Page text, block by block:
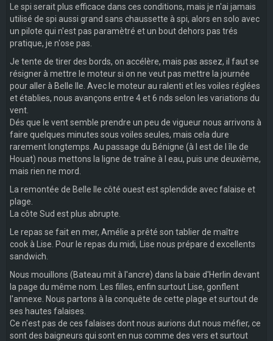
Le spi serait plus efficace dans ces conditions, mais je n'ai jamais
utilisé de spi aussi grand sans chaussette à spi, alors en solo avec
un pilote qui n'est pas paramètré et un bout dehors pas trés
pratique, je n'ose pas.
Je tente de tirer des bords, on accélère, mais pas assez, il faut se
résigner à mettre le moteur si on ne veut pas mettre la journée
pour aller à Belle Ile. Avec le moteur au ralenti et les voiles réglées
et établies, nous avançons entre 4 et 6 nds selon les variations du
vent.
Dés que le vent semble prendre un peu de vigueur nous arrivons à
faire quelques minutes sous voiles seules, mais cela dure
rarement longtemps. Au passage du Bénigne (à l est de l île de
Houat) nous mettons la ligne de traîne à l eau, puis une deuxième,
mais rien ne mord.
La remontée de Belle Ile côté ouest est splendide avec falaise et
plage.
La côte Sud est plus abrupte.
Le repas se fait en mer, Amélie a prêté son tablier de maître
cook à Lise. Pour le repas du midi, Lise nous prépare d excellents
sandwich.
Nous mouillons (Bateau mit à l'ancre) dans la baie d'Herlin devant
la page du même nom. Les filles, enfin surtout Lise, gonflent
l'annexe. Nous partons à la conquête de cette plage et surtout de
ses hautes falaises.
Ce n'est pas de ces falaises dont nous aurions dut nous méfier, ce
sont des baigneurs qui sont en nus comme des vers et surtout